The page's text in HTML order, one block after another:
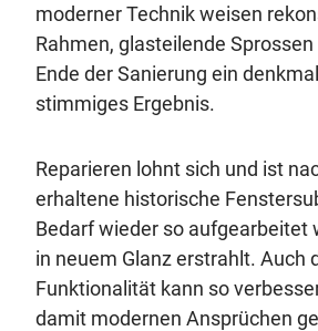
moderner Technik weisen
Rahmen, glasteilende
Ende der Sanierung ein
stimmiges Ergebnis.
Reparieren lohnt sich und ist
erhaltene historische
Bedarf wieder so aufgearbeitet
in neuem Glanz erstrahlt. Auch
Funktionalität kann so
damit modernen Ansprüchen